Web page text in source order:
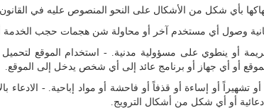
بأي شكل من الأشكال على النحو المنصوص عليه في
وصول أي مستخدم آخر أو محاولة شن هجمات حجب الخدمة
أو ينطوي على مسؤولية مدنية. - استخدام الموقع لتحميل
أو أي جهاز أو برنامج عائد إلى أي شخص يدخل إلى الموقع.
أو إساءة أو قذفاً أو فاحشة أو مواد إباحية. - الادعاء
أو أي شكل من أشكال الترويج.